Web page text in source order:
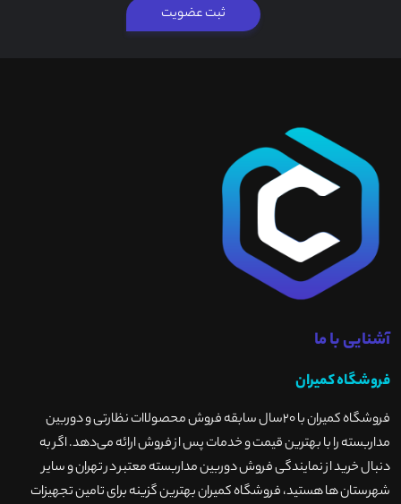
ثبت عضویت
آشنایی با ما
فروشگاه کمیران
فروشگاه کمیران با ۲۰سال سابقه فروش محصولاات نظارتی و دوربین
مداربسته را با بهترین قیمت و خدمات پس از فروش ارائه می‌دهد. اگر به
دنبال خرید از نمایندگی فروش دوربین مداربسته معتبر در تهران و سایر
شهرستان ها هستید، فروشگاه کمیران بهترین گزینه برای تامین تجهیزات